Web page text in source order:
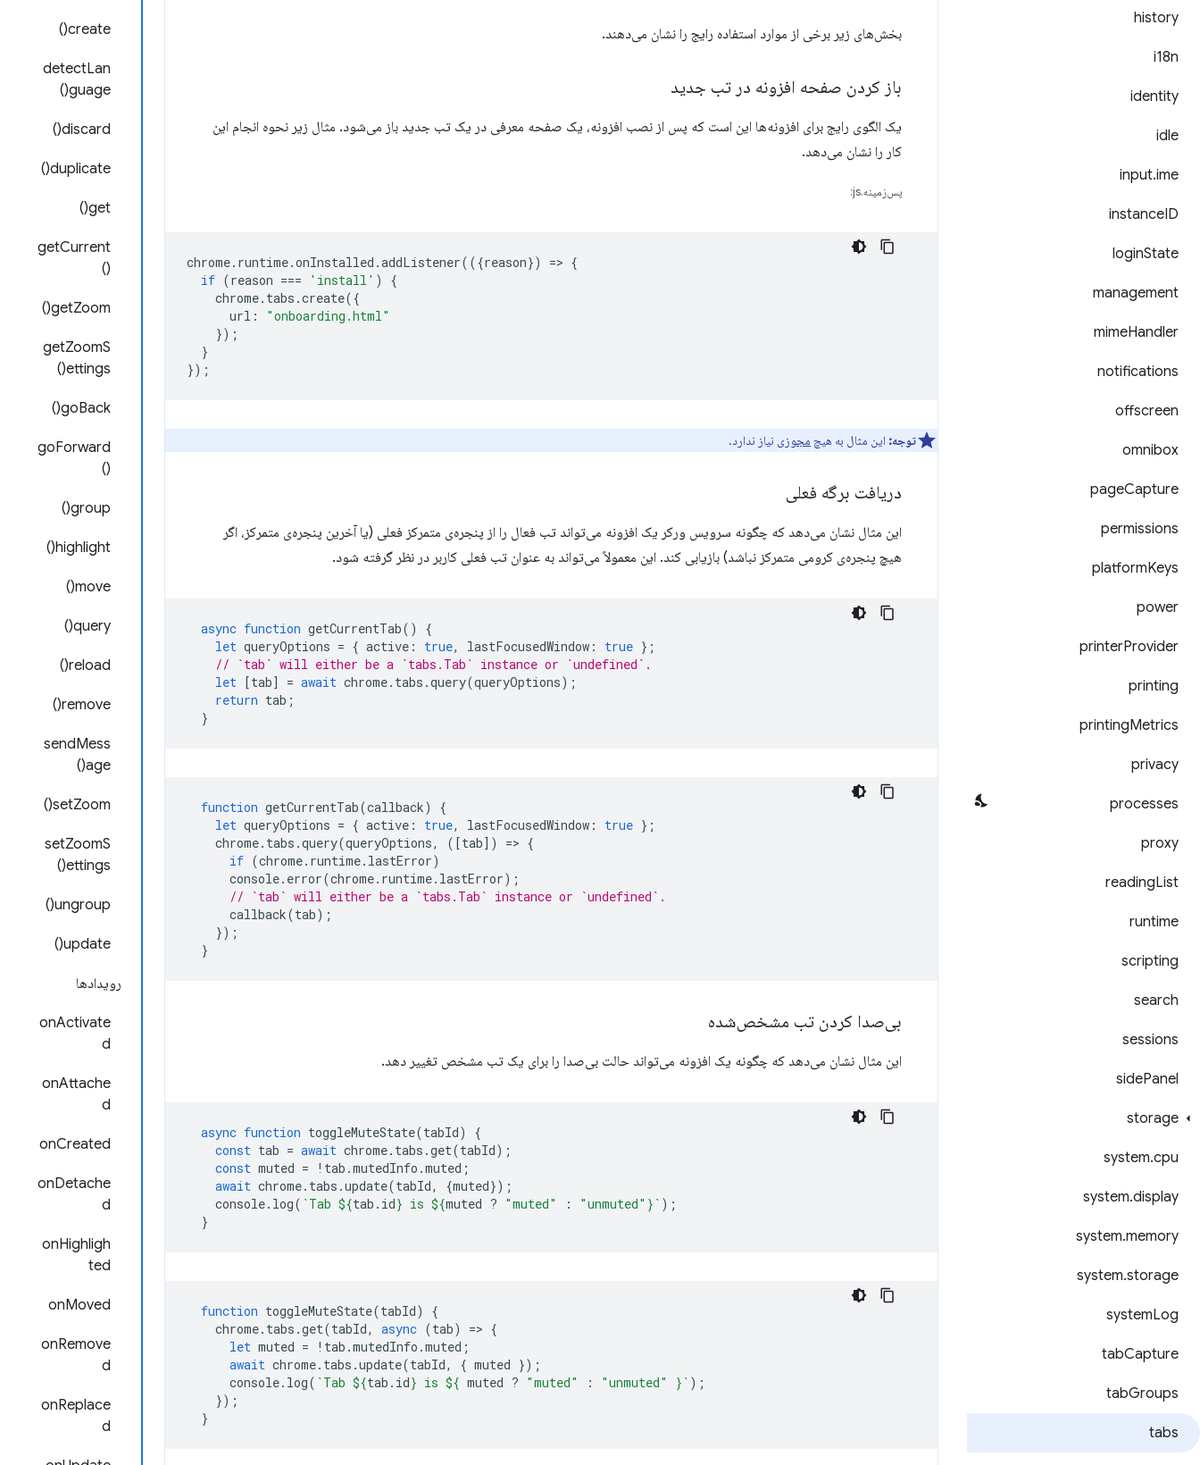
history
i18n
identity
idle
input.ime
instanceID
loginState
management
mimeHandler
notifications
offscreen
omnibox
pageCapture
permissions
platformKeys
power
printerProvider
printing
printingMetrics
privacy
processes
proxy
readingList
runtime
scripting
search
sessions
sidePanel
storage
system.cpu
system.display
system.memory
system.storage
systemLog
tabCapture
tabGroups
tabs
create()
detectLan
guage()
discard()
duplicate()
get()
getCurrent
()
getZoom()
getZoomS
ettings()
goBack()
goForward
()
group()
highlight()
move()
query()
reload()
remove()
sendMess
age()
setZoom()
setZoomS
ettings()
ungroup()
update()
رویدادها
onActivate
d
onAttache
d
onCreated
onDetache
d
onHighligh
ted
onMoved
onRemove
d
onReplace
d
بخش‌های زیر برخی از موارد استفاده رایج را نشان می‌دهند.
باز کردن صفحه افزونه در تب جدید
یک الگوی رایج برای افزونه‌ها این است که پس از نصب افزونه، یک صفحه معرفی در یک تب جدید باز می‌شود. مثال زیر نحوه انجام این
کار را نشان می‌دهد.
پس‌زمینه.js:
chrome. runtime.onInstalled .addListener(({reason}) => {
if (reason === 'install' )
{
chrome. tabs .create({
url :
"onboarding.html"
});
}
});
توجه: این مثال به هیچ مجوزی نیاز ندارد.
دریافت برگه فعلی
این مثال نشان می‌دهد که چگونه سرویس ورکر یک افزونه می‌تواند تب فعال را از پنجره‌ی متمرکز فعلی (یا آخرین پنجره‌ی متمرکز، اگر
هیچ پنجره‌ی کرومی متمرکز نباشد) بازیابی کند. این معمولاً می‌تواند به عنوان تب فعلی کاربر در نظر گرفته شود.
async function getCurrentTab()
{
let queryOptions = { active : true, lastFocusedWindow : true };
// `tab` will either be a `tabs.Tab` instance or `undefined`.
let [tab] = await chrome. tabs .query(queryOptions);
return tab ;
}
function getCurrentTab(callback)
{
let queryOptions = { active : true, lastFocusedWindow : true };
chrome. tabs .query(queryOptions, ([tab]) => {
if (chrome. runtime. lastError)
console. error(chrome. runtime. lastError);
// `tab` will either be a `tabs.Tab` instance or `undefined`.
callback(tab);
});
}
بی‌صدا کردن تب مشخص‌شده
این مثال نشان می‌دهد که چگونه یک افزونه می‌تواند حالت بی‌صدا را برای یک تب مشخص تغییر دهد.
async function toggleMuteState(tabId)
{
const tab = await chrome. tabs .get(tabId);
const muted = ! tab .mutedInfo .muted ;
await chrome. tabs .update(tabId, {muted});
console. log( `Tab ${tab . id} is ${muted ? "muted" : "unmuted" } ` );
}
function toggleMuteState(tabId)
{
chrome. tabs .get(tabId, async (tab) => {
let muted = ! tab .mutedInfo .muted ;
await chrome. tabs .update(tabId, { muted });
console. log( `Tab ${tab . id} is ${ muted ? "muted" : "unmuted" } ` );
});
}